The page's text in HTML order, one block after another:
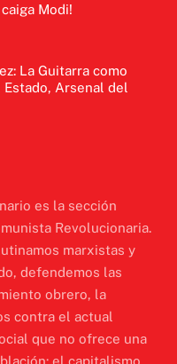
Modi!
La Guitarra como
Arsenal del
es la sección
Revolucionaria.
marxistas y
defendemos las
obrero, la
contra el actual
que no ofrece una
el capitalismo.